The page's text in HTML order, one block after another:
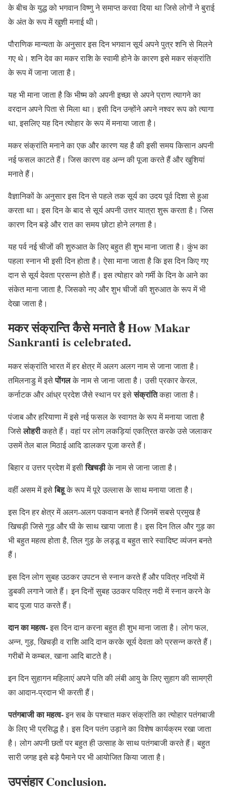
के बीच के युद्ध को भगवान विष्णु ने समाप्त करवा दिया था जिसे लोगों ने बुराई
के अंत के रूप में खुशी मनाई थी।
पौराणिक मान्यता के अनुसार इस दिन भगवान सूर्य अपने पुत्र शनि से मिलने
गए थे। शनि देव का मकर राशि के स्वामी होने के कारण इसे मकर संक्रांति
के रूप में जाना जाता है।
यह भी माना जाता है कि भीष्म को अपनी इच्छा से अपने प्राण त्यागने का
वरदान अपने पिता से मिला था। इसी दिन उन्होंने अपने नश्वर रूप को त्यागा
था, इसलिए यह दिन त्योहार के रूप में मनाया जाता है।
मकर संक्रांति मनाने का एक और कारण यह है की इसी समय किसान अपनी
नई फसल काटते हैं। जिस कारण वह अन्न की पूजा करते हैं और खुशियां
मनाते हैं।
वैज्ञानिकों के अनुसार इस दिन से पहले तक सूर्य का उदय पूर्व दिशा से हुआ
करता था। इस दिन के बाद से सूर्य अपनी उत्तर यात्रा शुरू करता है। जिस
कारण दिन बड़े और रात का समय छोटा होने लगता है।
यह पर्व नई चीजों की शुरुआत के लिए बहुत ही शुभ माना जाता है। कुंभ का
पहला स्नान भी इसी दिन होता है। ऐसा माना जाता है कि इस दिन किए गए
दान से सूर्य देवता प्रसन्न होते हैं। इस त्योहार को गर्मी के दिन के आने का
संकेत माना जाता है, जिसको नए और शुभ चीजों की शुरुआत के रूप में भी
देखा जाता है।
मकर संक्रान्ति कैसे मनाते है How Makar
Sankranti is celebrated.
मकर संक्रांति भारत में हर क्षेत्र में अलग अलग नाम से जाना जाता है।
तमिलनाडु में इसेपोंगलके नाम से जाना जाता है। उसी प्रकार केरल,
कर्नाटक और आंध्र प्रदेश जैसे स्थान पर इसेसंक्रांतिकहा जाता है।
पंजाब और हरियाणा में इसे नई फसल के स्वागत के रूप में मनाया जाता है
जिसेलोहरीकहते हैं। वहां पर लोग लकड़ियां एकत्रित करके उसे जलाकर
उसमें तेल बाल मिठाई आदि डालकर पूजा करते हैं।
बिहार व उत्तर प्रदेश में इसीखिचड़ीके नाम से जाना जाता है।
वहीं असम में इसेबिहूके रूप में पूरे उल्लास के साथ मनाया जाता है।
इस दिन हर क्षेत्र में अलग-अलग पकवान बनते हैं जिनमें सबसे प्रमुख है
खिचड़ी जिसे गुड़ और घी के साथ खाया जाता है। इस दिन तिल और गुड़ का
भी बहुत महत्व होता है, तिल गुड़ के लड्डू व बहुत सारे स्वादिष्ट व्यंजन बनते
हैं।
इस दिन लोग सुबह उठकर उपटन से स्नान करते हैं और पवित्र नदियों में
डुबकी लगाने जाते हैं। इन दिनों सुबह उठकर पवित्र नदी में स्नान करने के
बाद पूजा पाठ करते हैं।
दान का महत्व-इस दिन दान करना बहुत ही शुभ माना जाता है। लोग फल,
अन्न, गुड़, खिचड़ी व राशि आदि दान करके सूर्य देवता को प्रसन्न करते हैं।
गरीबों मे कम्बल, खाना आदि बाटते है।
इन दिन सुहागन महिलाएं अपने पति की लंबी आयु के लिए सुहाग की सामग्री
का आदान-प्रदान भी करती हैं।
पतंगबाजी का महत्व-इन सब के पश्चात मकर संक्रांति का त्योहार पतंगबाजी
के लिए भी प्रसिद्ध है। इस दिन पतंग उड़ाने का विशेष कार्यक्रम रखा जाता
है। लोग अपनी छतों पर बहुत ही उत्साह के साथ पतंगबाजी करते हैं। बहुत
सारी जगह इसे बड़े पैमाने पर भी आयोजित किया जाता है।
उपसंहार Conclusion.